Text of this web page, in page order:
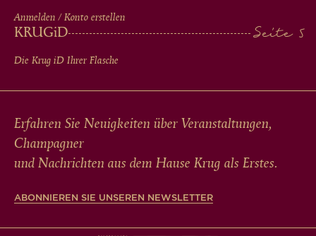
Anmelden / Konto erstellen
KRUGiD
Die Krug iD Ihrer Flasche
Erfahren Sie Neuigkeiten über Veranstaltungen,
Champagner
und Nachrichten aus dem Hause Krug als Erstes.
ABONNIEREN SIE UNSEREN NEWSLETTER